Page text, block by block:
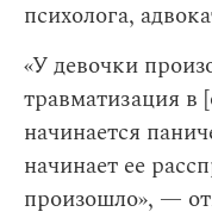
психолога,
«У девочки
травматизация в
начинается
начинает ее
произошло», —